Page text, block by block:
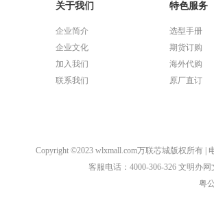
关于我们
企业简介
企业文化
加入我们
联系我们
特色服务
选型手册
期货订购
海外代购
原厂直订
Copyright ©2023 wlxmall.com万联芯城版权所有 |
客服电话：4000-306-326 文明办
粤